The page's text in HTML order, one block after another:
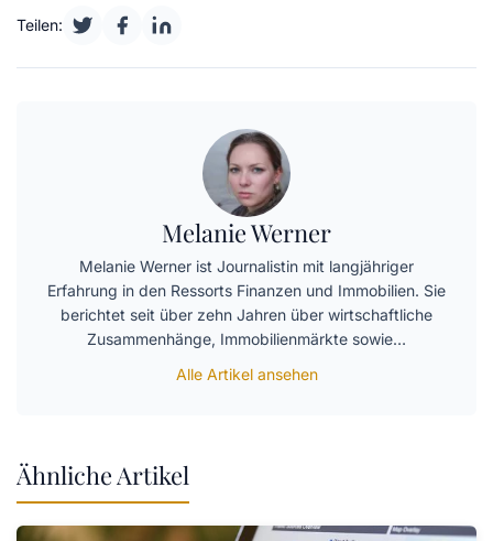
Teilen:
Melanie Werner
Melanie Werner ist Journalistin mit langjähriger
Erfahrung in den Ressorts Finanzen und Immobilien. Sie
berichtet seit über zehn Jahren über wirtschaftliche
Zusammenhänge, Immobilienmärkte sowie…
Alle Artikel ansehen
Ähnliche Artikel